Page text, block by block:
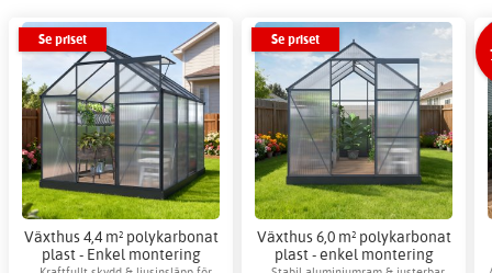
Se priset
Växthus 4,4 m² polykarbonat
plast - Enkel montering
Se priset
Växthus 6,0 m² polykarbonat
plast - enkel montering